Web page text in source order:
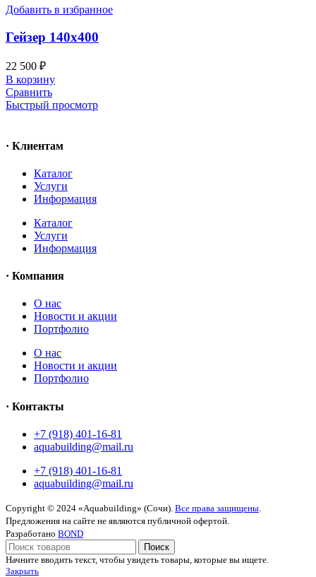
Добавить в избранное
Гейзер 140х400
22 500 ₽
В корзину
Сравнить
Быстрый просмотр
· Клиентам
Каталог
Услуги
Информация
Каталог
Услуги
Информация
· Компания
O нас
Новости и акции
Портфолио
O нас
Новости и акции
Портфолио
· Контакты
+7 (918) 401-16-81
aquabuilding@mail.ru
+7 (918) 401-16-81
aquabuilding@mail.ru
Copyright © 2024 «Aquabuilding» (Сочи). Все права защищены
Предложения на сайте не являются публичной офертой.
Разработано BOND
Поиск
Начните вводить текст, чтобы увидеть товары, которые вы ищете.
Закрыть